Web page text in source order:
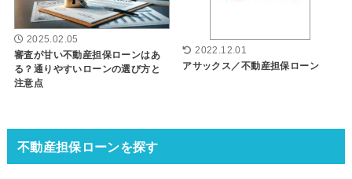
2025.02.05
審査が甘い不動産担保ローンはあ
る？通りやすいローンの選び方と
注意点
2022.12.01
アサックス／不動産担保ローン
不動産担保ローンを探す